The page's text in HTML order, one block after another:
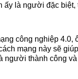
ấy là người đặc
công nghiệp
mạng này sẽ
người thành công